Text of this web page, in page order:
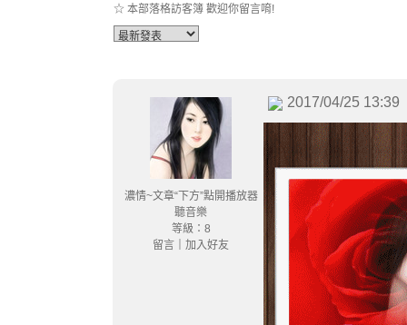
☆ 本部落格訪客簿 歡迎你留言唷!
濃情~文章“下方”點開播放器
聽音樂
等級：8
留言
加入好友
2017/04/25 13:39